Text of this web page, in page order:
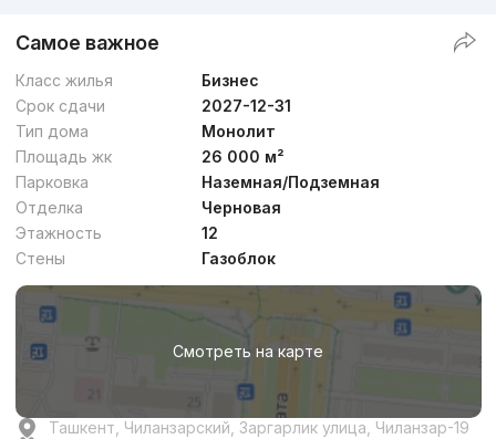
Самое важное
Класс жилья
Бизнес
Срок сдачи
2027-12-31
Тип дома
Монолит
Площадь жк
26 000 м²
Парковка
Наземная/Подземная
Отделка
Черновая
Этажность
12
Стены
Газоблок
Смотреть на карте
Ташкент, Чиланзарский, Заргарлик улица, Чиланзар-19